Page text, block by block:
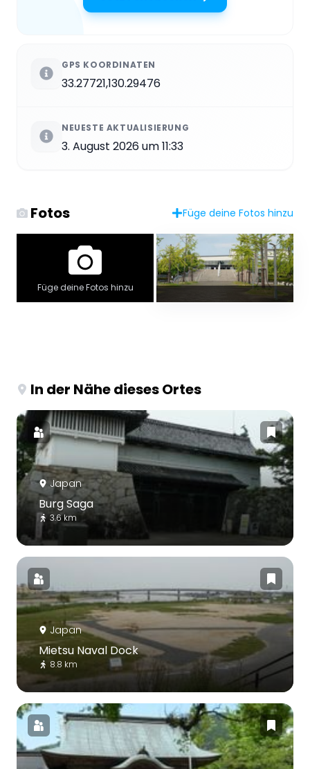
GPS KOORDINATEN
33.27721,130.29476
NEUESTE AKTUALISIERUNG
3. August 2026 um 11:33
Fotos Füge deine Fotos hinzu
Füge deine Fotos hinzu
In der Nähe dieses Ortes
Japan
Burg Saga
3.6 km
Japan
Mietsu Naval Dock
8.8 km